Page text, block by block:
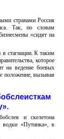
странами Россия
Так, по словам
«сидят на
в стагнации. К таким
которое
на ведение боевых
положение, вызывая
и скелетона
водки «Путинка», в